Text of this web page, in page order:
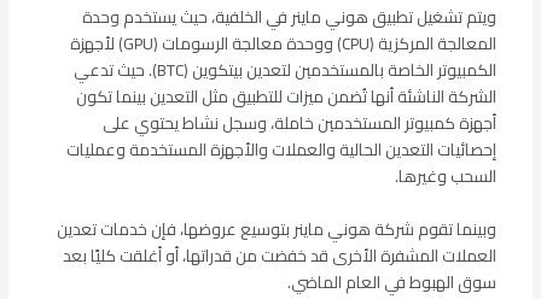
ويتم تشغيل تطبيق هوني ماينر في الخلفية، حيث يستخدم وحدة
المعالجة المركزية (CPU) ووحدة معالجة الرسومات (GPU) لأجهزة
الكمبيوتر الخاصة بالمستخدمين لتعدين بيتكوين (BTC). حيث تدعي
الشركة الناشئة أنها تُضمن ميزات للتطبيق مثل التعدين بينما تكون
أجهزة كمبيوتر المستخدمين خاملة، وسجل نشاط يحتوي على
إحصائيات التعدين الحالية والعملات والأجهزة المستخدمة وعمليات
السحب وغيرها.
وبينما تقوم شركة هوني ماينر بتوسيع عروضها، فإن خدمات تعدين
العملات المشفرة الأخرى قد خفضت من قدراتها، أو أغلقت كليًا بعد
سوق الهبوط في العام الماضي.